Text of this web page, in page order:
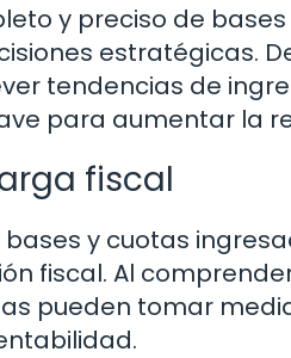
y preciso de
estratégicas.
tendencias de
para aumentar la
fiscal
y cuotas
fiscal. Al
pueden tomar